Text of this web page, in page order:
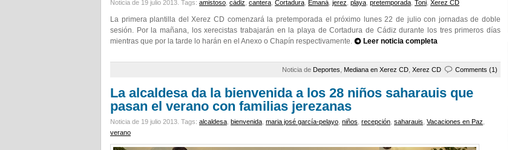
Noticia de 19 julio 2013. Tags: amistoso cádiz cantera Cortadura Emaná jerez playa pretemporada Toni Xerez CD
La primera plantilla del Xerez CD comenzará la pretemporada el próximo lunes 22 de julio con jornadas de doble
sesión. Por la mañana, los xerecistas trabajarán en la playa de Cortadura de Cádiz durante los tres primeros días
mientras que por la tarde lo harán en el Anexo o Chapín respectivamente.
Leer noticia completa
Noticia de Deportes Mediana en Xerez CD Xerez CD Comments (1)
La alcaldesa da la bienvenida a los 28 niños saharauis que
pasan el verano con familias jerezanas
Noticia de 19 julio 2013. Tags: alcaldesa bienvenida maria josé garcía-pelayo niños recepción saharauis Vacaciones en Paz
verano